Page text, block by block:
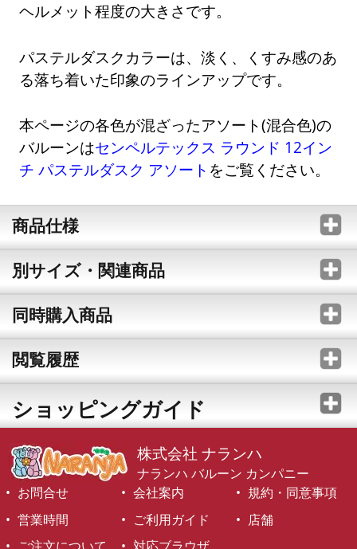
ヘルメット程度の大きさです。
パステルダスクカラーは、淡く、くすみ感のあ
る落ち着いた印象のラインアップです。
本ページの各色が混ざったアソート(混合色)の
バルーンはセンペルテックス ラウンド 12イン
チ パステルダスク アソート をご覧ください。
商品仕様
別サイズ・関連商品
同時購入商品
閲覧履歴
ショッピングガイド
株式会社 ナランハ
ナランハ バルーン カンパニー
お問合せ
会社案内
規約・同意事項
営業時間
ご利用ガイド
店舗